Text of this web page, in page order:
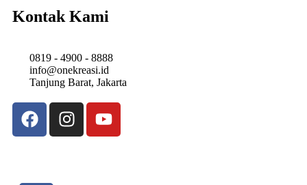
Kontak Kami
0819 - 4900 - 8888
info@onekreasi.id
Tanjung Barat, Jakarta